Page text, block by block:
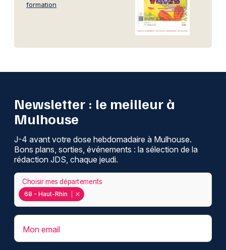
formation
Newsletter : le meilleur à
Mulhouse
J-4 avant votre dose hebdomadaire à Mulhouse.
Bons plans, sorties, événements : la sélection de la
rédaction JDS, chaque jeudi.
68 - Haut-Rhin
Choisir mes départements
Mon email